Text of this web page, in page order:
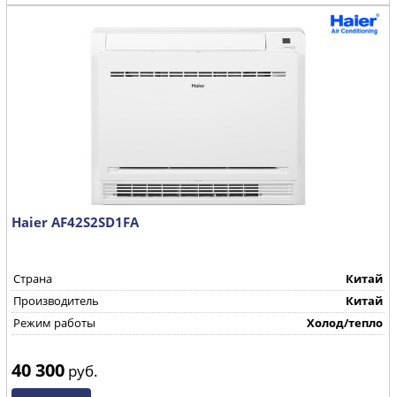
Haier AF42S2SD1FA
Страна
Китай
Производитель
Китай
Режим работы
Холод/тепло
40 300 руб.